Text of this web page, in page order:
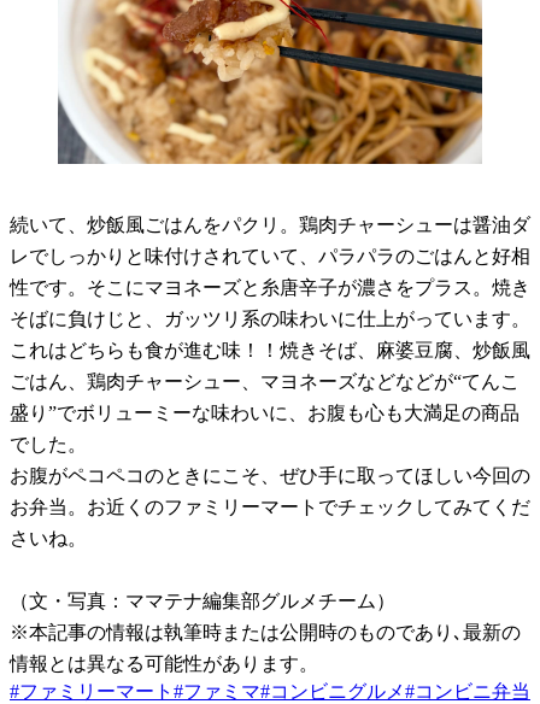
続いて、炒飯風ごはんをパクリ。鶏肉チャーシューは醤油ダ
レでしっかりと味付けされていて、パラパラのごはんと好相
性です。そこにマヨネーズと糸唐辛子が濃さをプラス。焼き
そばに負けじと、ガッツリ系の味わいに仕上がっています。
これはどちらも食が進む味！！焼きそば、麻婆豆腐、炒飯風
ごはん、鶏肉チャーシュー、マヨネーズなどなどが“てんこ
盛り”でボリューミーな味わいに、お腹も心も大満足の商品
でした。
お腹がペコペコのときにこそ、ぜひ手に取ってほしい今回の
お弁当。お近くのファミリーマートでチェックしてみてくだ
さいね。
（文・写真：ママテナ編集部グルメチーム）
※本記事の情報は執筆時または公開時のものであり､最新の
情報とは異なる可能性があります。
#ファミリーマート #ファミマ#コンビニグルメ#コンビニ弁当